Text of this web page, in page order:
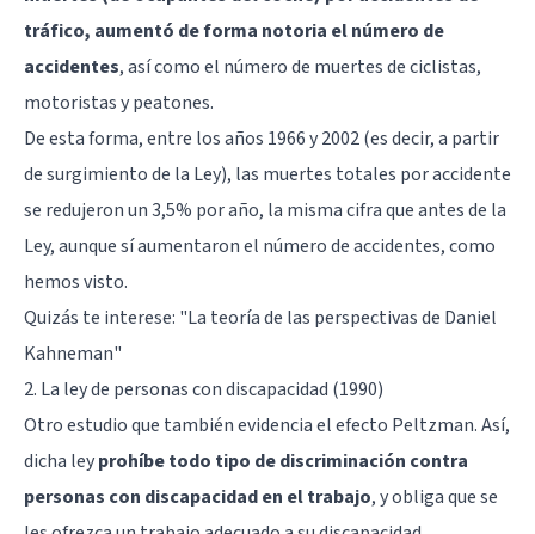
tráfico, aumentó de forma notoria el número de
accidentes, así como el número de muertes de ciclistas,
motoristas y peatones.
De esta forma, entre los años 1966 y 2002 (es decir, a partir
de surgimiento de la Ley), las muertes totales por accidente
se redujeron un 3,5% por año, la misma cifra que antes de la
Ley, aunque sí aumentaron el número de accidentes, como
hemos visto.
Quizás te interese: "La teoría de las perspectivas de Daniel
Kahneman"
2. La ley de personas con discapacidad (1990)
Otro estudio que también evidencia el efecto Peltzman. Así,
dicha leyprohíbe todo tipo de discriminación contra
personas con discapacidad en el trabajo, y obliga que se